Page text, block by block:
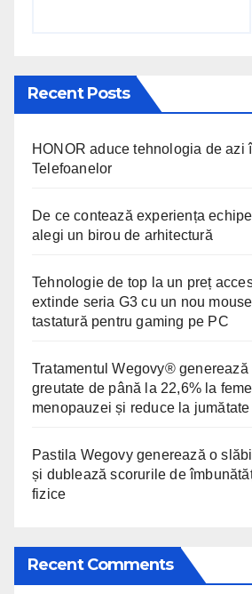
Recent Posts
HONOR aduce tehnologia de azi
Telefoanelor
De ce contează experiența
alegi un birou de arhitectură
Tehnologie de top la un preț
extinde seria G3 cu un nou
tastatură pentru gaming pe PC
Tratamentul Wegovy® generează
greutate de până la 22,6% la
menopauzei și reduce la
Pastila Wegovy generează o
și dublează scorurile de
fizice
Recent Comments